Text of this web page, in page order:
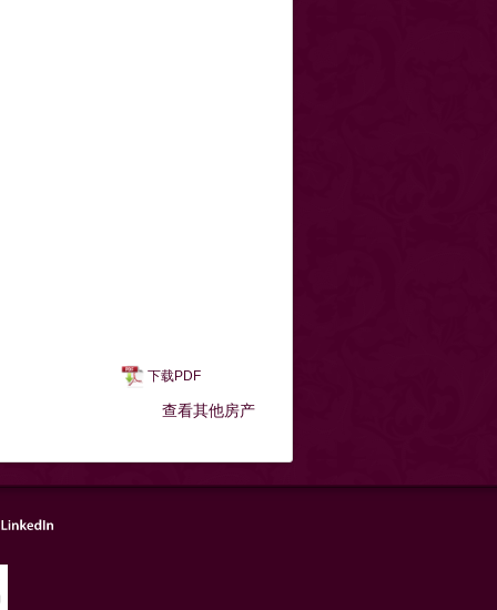
下载PDF
查看其他房产